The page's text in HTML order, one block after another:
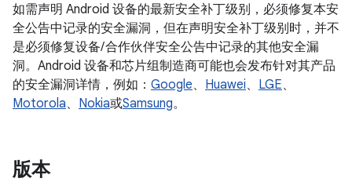
如需声明 Android 设备的最新安全补丁级别，必须修复本安
全公告中记录的安全漏洞，但在声明安全补丁级别时，并不
是必须修复设备/ 合作伙伴安全公告中记录的其他安全漏
洞。Android 设备和芯片组制造商可能也会发布针对其产品
的安全漏洞详情，例如： Google、 Huawei、 LGE、
Motorola、 Nokia或Samsung。
版本